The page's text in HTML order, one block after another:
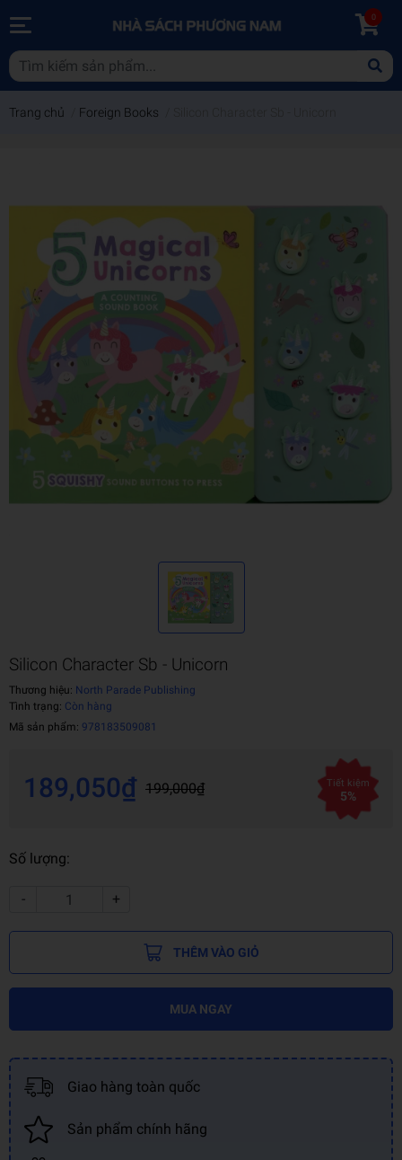
0
Trang chủ Foreign Books
Silicon Character Sb - Unicorn
Thương hiệu: North Parade Publishing
Tình trạng: Còn hàng
Mã sản phẩm: 978183509081
189,050₫ 199,000₫ Tiết kiệm
5%
Số lượng:
- +
THÊM VÀO GIỎ
MUA NGAY
Giao hàng toàn quốc
Sản phẩm chính hãng